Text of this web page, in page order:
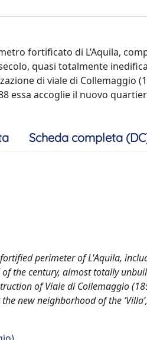
fortificato di L’Aquila,
quasi totalmente
di viale di Collemaggio
essa accoglie il nuovo
Scheda completa
fortified perimeter of L'Aquila,
the century, almost totally
of Viale di Collemaggio
new neighborhood of the